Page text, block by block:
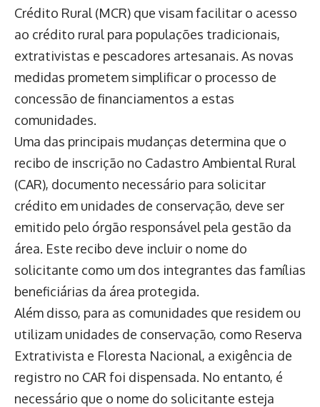
Crédito Rural (MCR) que visam facilitar o acesso
ao crédito rural para populações tradicionais,
extrativistas e pescadores artesanais. As novas
medidas prometem simplificar o processo de
concessão de financiamentos a estas
comunidades.
Uma das principais mudanças determina que o
recibo de inscrição no Cadastro Ambiental Rural
(CAR), documento necessário para solicitar
crédito em unidades de conservação, deve ser
emitido pelo órgão responsável pela gestão da
área. Este recibo deve incluir o nome do
solicitante como um dos integrantes das famílias
beneficiárias da área protegida.
Além disso, para as comunidades que residem ou
utilizam unidades de conservação, como Reserva
Extrativista e Floresta Nacional, a exigência de
registro no CAR foi dispensada. No entanto, é
necessário que o nome do solicitante esteja